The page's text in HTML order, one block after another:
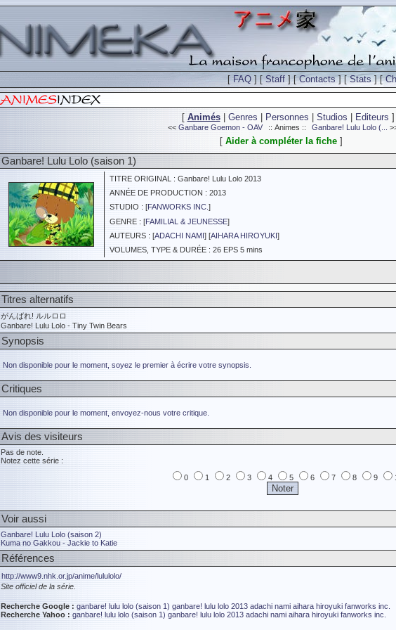
[FAQ ] [Staff ] [Contacts] [Stats] [
[ Animés| Genres Personnes Studios Editeurs ]
<< Ganbare Goemon - OAV :: Animes :: Ganbare! Lulu Lolo (...
[ Aider à compléter la fiche]
Ganbare! Lulu Lolo (saison 1)
TITRE ORIGINAL : Ganbare! Lulu Lolo 2013
ANNÉE DE PRODUCTION : 2013
STUDIO : [FANWORKS INC. ]
GENRE : [FAMILIAL & JEUNESSE]
AUTEURS : [ADACHI NAMI] [AIHARA HIROYUKI]
VOLUMES, TYPE & DURÉE : 26 EPS 5 mins
Titres alternatifs
がんばれ! ルルロロ
Ganbare! Lulu Lolo - Tiny Twin Bears
Synopsis
Non disponible pour le moment, soyez le premier à écrire votre synopsis.
Critiques
Non disponible pour le moment, envoyez-nous votre critique.
Avis des visiteurs
Pas de note.
Notez cette série :
0
1 2 3 4 5 6 7 8 9
Voir aussi
Ganbare! Lulu Lolo (saison 2)
Kuma no Gakkou - Jackie to Katie
Références
http://www9.nhk.or.jp/anime/lululolo/
Site officiel de la série.
Recherche Google : ganbare! lulu lolo (saison 1) ganbare! lulu lolo 2013 adachi nami aihara hiroyuki fanworks inc.
Recherche Yahoo : ganbare! lulu lolo (saison 1) ganbare! lulu lolo 2013 adachi nami aihara hiroyuki fanworks inc.